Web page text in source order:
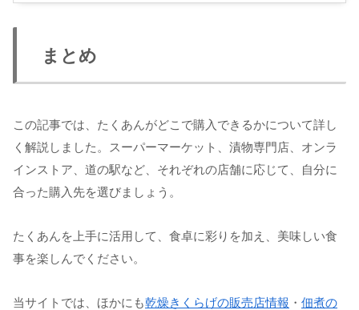
まとめ
この記事では、たくあんがどこで購入できるかについて詳し
く解説しました。スーパーマーケット、漬物専門店、オンラ
インストア、道の駅など、それぞれの店舗に応じて、自分に
合った購入先を選びましょう。
たくあんを上手に活用して、食卓に彩りを加え、美味しい食
事を楽しんでください。
当サイトでは、ほかにも乾燥きくらげの販売店情報 ・ 佃煮の